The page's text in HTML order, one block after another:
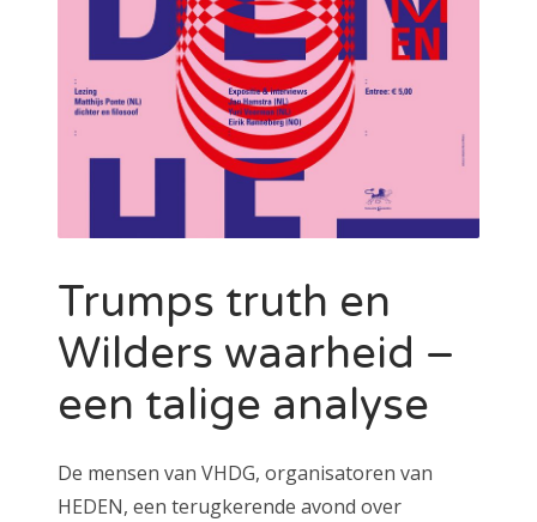
Trumps truth en
Wilders waarheid –
een talige analyse
De mensen van VHDG, organisatoren van
HEDEN, een terugkerende avond over